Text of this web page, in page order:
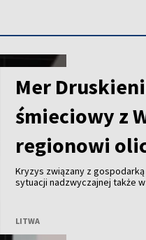
Mer
śmieciowy z
regionowi
Kryzys związany z
sytuacji nadzwyczajnej także
LITWA